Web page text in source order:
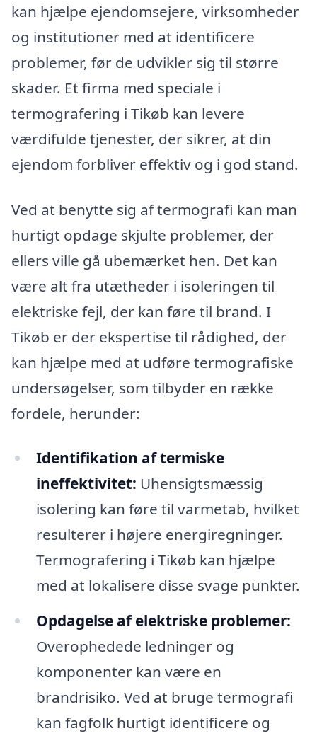
kan hjælpe ejendomsejere, virksomheder
og institutioner med at identificere
problemer, før de udvikler sig til større
skader. Et firma med speciale i
termografering i Tikøb kan levere
værdifulde tjenester, der sikrer, at din
ejendom forbliver effektiv og i god stand.
Ved at benytte sig af termografi kan man
hurtigt opdage skjulte problemer, der
ellers ville gå ubemærket hen. Det kan
være alt fra utætheder i isoleringen til
elektriske fejl, der kan føre til brand. I
Tikøb er der ekspertise til rådighed, der
kan hjælpe med at udføre termografiske
undersøgelser, som tilbyder en række
fordele, herunder:
Identifikation af termiske
ineffektivitet: Uhensigtsmæssig
isolering kan føre til varmetab, hvilket
resulterer i højere energiregninger.
Termografering i Tikøb kan hjælpe
med at lokalisere disse svage punkter.
Opdagelse af elektriske problemer:
Overophedede ledninger og
komponenter kan være en
brandrisiko. Ved at bruge termografi
kan fagfolk hurtigt identificere og